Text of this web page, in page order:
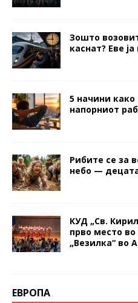
Зошто
каснат? Еве
5 начини
напорниот
Рибите се за
небо —
КУД „Св.
прво место
„Везилка“ во
ЕВРОПА